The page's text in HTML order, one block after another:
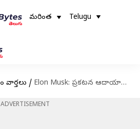
మరింత Telugu
వార్తలు / Elon Musk: ప్రకటన ఆదాయాన్ని విరాళంగా ఇవ్వనున్న ఎలాన్ మస్క్.. ఎవరికంటే?
ADVERTISEMENT